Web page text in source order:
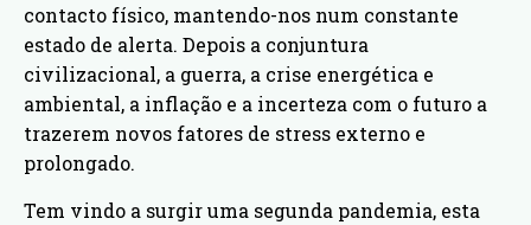
contacto físico, mantendo-nos num constante
estado de alerta. Depois a conjuntura
civilizacional, a guerra, a crise energética e
ambiental, a inflação e a incerteza com o futuro a
trazerem novos fatores de stress externo e
prolongado.
Tem vindo a surgir uma segunda pandemia, esta